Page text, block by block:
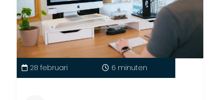
28 februari 6 minuten